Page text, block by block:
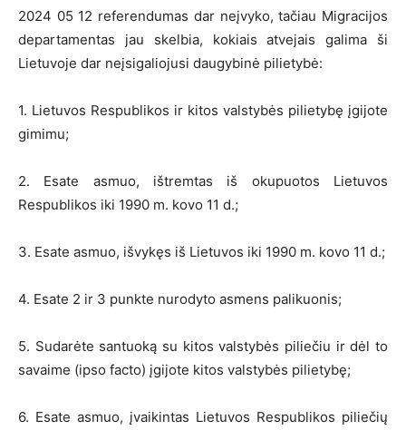
2024 05 12 referendumas dar neįvyko, tačiau Migracijos
departamentas jau skelbia, kokiais atvejais galima ši
Lietuvoje dar neįsigaliojusi daugybinė pilietybė:
1. Lietuvos Respublikos ir kitos valstybės pilietybę įgijote
gimimu;
2. Esate asmuo, ištremtas iš okupuotos Lietuvos
Respublikos iki 1990 m. kovo 11 d.;
3. Esate asmuo, išvykęs iš Lietuvos iki 1990 m. kovo 11 d.;
4. Esate 2 ir 3 punkte nurodyto asmens palikuonis;
5. Sudarėte santuoką su kitos valstybės piliečiu ir dėl to
savaime (ipso facto) įgijote kitos valstybės pilietybę;
6. Esate asmuo, įvaikintas Lietuvos Respublikos piliečių